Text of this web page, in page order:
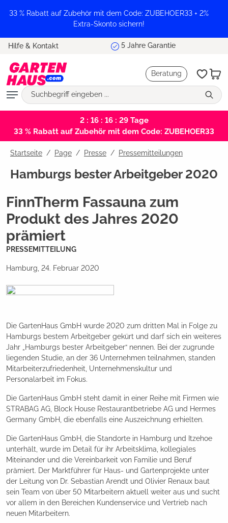
springen
33 % Rabatt auf Zubehör mit dem Code: ZUBEHOER33 + 2%
Extra-Skonto sichern!
Hilfe & Kontakt
Marktführer und Testsieger
Beratung
2 : 16 : 16 : 29Tage
33 % Rabatt auf Zubehör mit dem Code: ZUBEHOER33
Startseite Page / Presse / Pressemitteilungen
Hamburgs bester Arbeitgeber 2020
FinnTherm Fassauna zum
Produkt des Jahres 2020
prämiert
PRESSEMITTEILUNG
Hamburg, 24. Februar 2020
Die GartenHaus GmbH wurde 2020 zum dritten Mal in Folge zu
Hamburgs bestem Arbeitgeber gekürt und darf sich ein weiteres
Jahr „Hamburgs bester Arbeitgeber“ nennen. Bei der zugrunde
liegenden Studie, an der 36 Unternehmen teilnahmen, standen
Mitarbeiterzufriedenheit, Unternehmenskultur und
Personalarbeit im Fokus.
Die GartenHaus GmbH steht damit in einer Reihe mit Firmen wie
STRABAG AG, Block House Restaurantbetriebe AG und Hermes
Germany GmbH, die ebenfalls eine Auszeichnung erhielten.
Die GartenHaus GmbH, die Standorte in Hamburg und Itzehoe
unterhält, wurde im Detail für ihr Arbeitsklima, kollegiales
Miteinander und die Vereinbarkeit von Familie und Beruf
prämiert. Der Marktführer für Haus- und Gartenprojekte unter
der Leitung von Dr. Sebastian Arendt und Olivier Renaux baut
sein Team von über 50 Mitarbeitern aktuell weiter aus und sucht
vor allem in den Bereichen Kundenservice und Vertrieb nach
neuen Mitarbeitern.